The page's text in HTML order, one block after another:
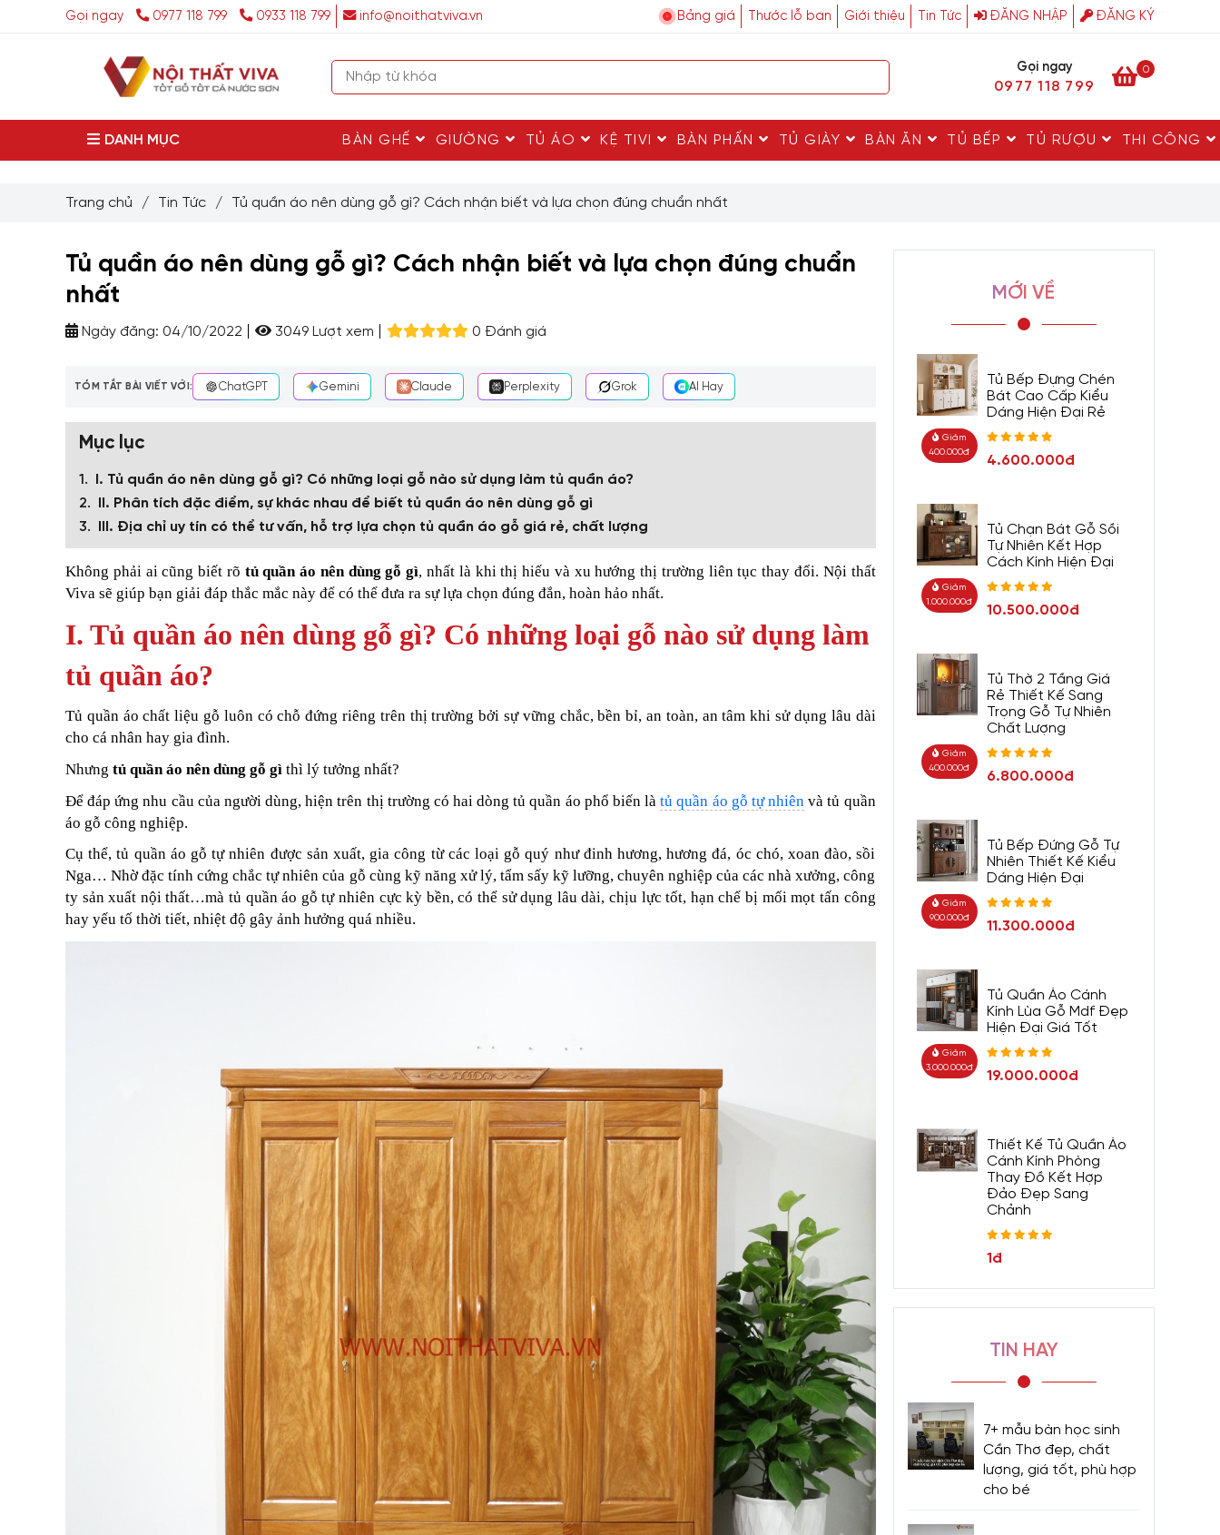
Gọi ngay 0977 118 799 0933 118 799 info@noithatviva.vn Bảng giá Thước lỗ ban Giới thiệu Tin Tức ĐĂNG NHẬP ĐĂNG KÝ
Gọi ngay
0977 118 799
0
DANH MỤC BÀN GHẾ GIƯỜNG TỦ ÁO KỆ TIVI BÀN PHẤN TỦ GIÀY BÀN ĂN TỦ BẾP TỦ RƯỢU THI CÔNG
Trang chủ / Tin Tức / Tủ quần áo nên dùng gỗ gì? Cách nhận biết và lựa chọn đúng chuẩn nhất
Tủ quần áo nên dùng gỗ gì? Cách nhận biết và lựa chọn đúng chuẩn
nhất
Ngày đăng: 04/10/2022 3049 Lượt xem 0 Đánh giá
TÓM TẮT BÀI VIẾT VỚI: ChatGPT Gemini Claude Perplexity Grok AI Hay
Mục lục
I. Tủ quần áo nên dùng gỗ gì? Có những loại gỗ nào sử dụng làm tủ quần áo?
II. Phân tích đặc điểm, sự khác nhau để biết tủ quần áo nên dùng gỗ gì
III. Địa chỉ uy tín có thể tư vấn, hỗ trợ lựa chọn tủ quần áo gỗ giá rẻ, chất lượng
Không phải ai cũng biết rõ tủ quần áo nên dùng gỗ gì, nhất là khi thị hiếu và xu hướng thị trường liên tục thay đổi. Nội thất
Viva sẽ giúp bạn giải đáp thắc mắc này để có thể đưa ra sự lựa chọn đúng đắn, hoàn hảo nhất.
I. Tủ quần áo nên dùng gỗ gì? Có những loại gỗ nào sử dụng làm
tủ quần áo?
Tủ quần áo chất liệu gỗ luôn có chỗ đứng riêng trên thị trường bởi sự vững chắc, bền bỉ, an toàn, an tâm khi sử dụng lâu dài
cho cá nhân hay gia đình.
Nhưng tủ quần áo nên dùng gỗ gì thì lý tưởng nhất?
Để đáp ứng nhu cầu của người dùng, hiện trên thị trường có hai dòng tủ quần áo phổ biến làtủ quần áo gỗ tự nhiên và tủ quần
áo gỗ công nghiệp.
Cụ thể, tủ quần áo gỗ tự nhiên được sản xuất, gia công từ các loại gỗ quý như đinh hương, hương đá, óc chó, xoan đào, sồi
Nga… Nhờ đặc tính cứng chắc tự nhiên của gỗ cùng kỹ năng xử lý, tẩm sấy kỹ lưỡng, chuyên nghiệp của các nhà xưởng, công
ty sản xuất nội thất…mà tủ quần áo gỗ tự nhiên cực kỳ bền, có thể sử dụng lâu dài, chịu lực tốt, hạn chế bị mối mọt tấn công
hay yếu tố thời tiết, nhiệt độ gây ảnh hưởng quá nhiều.
MỚI VỀ
Giảm
400.000đ
Tủ Bếp Đựng Chén
Bát Cao Cấp Kiểu
Dáng Hiện Đại Rẻ
4.600.000đ
Giảm
1.000.000đ
Tủ Chạn Bát Gỗ Sồi
Tự Nhiên Kết Hợp
Cách Kính Hiện Đại
10.500.000đ
Giảm
400.000đ
Tủ Thờ 2 Tầng Giá
Rẻ Thiết Kế Sang
Trọng Gỗ Tự Nhiên
Chất Lượng
6.800.000đ
Giảm
900.000đ
Tủ Bếp Đứng Gỗ Tự
Nhiên Thiết Kế Kiểu
Dáng Hiện Đại
11.300.000đ
Giảm
3.000.000đ
Tủ Quần Áo Cánh
Kính Lùa Gỗ Mdf Đẹp
Hiện Đại Giá Tốt
19.000.000đ
Thiết Kế Tủ Quần Áo
Cánh Kính Phòng
Thay Đồ Kết Hợp
Đảo Đẹp Sang
Chảnh
1đ
TIN HAY
7+ mẫu bàn học sinh
Cần Thơ đẹp, chất
lượng, giá tốt, phù hợp
cho bé